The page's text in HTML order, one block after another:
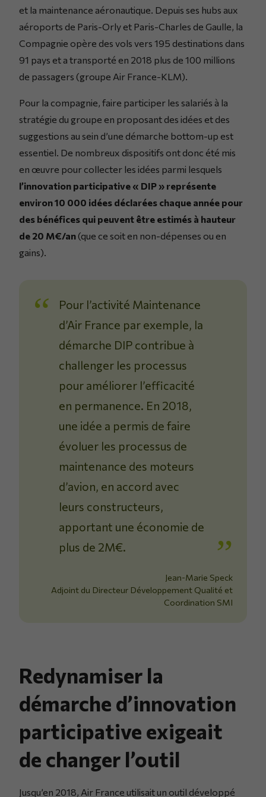
et la maintenance aéronautique. Depuis ses hubs aux
aéroports de Paris-Orly et Paris-Charles de Gaulle, la
Compagnie opère des vols vers 195 destinations dans
91 pays et a transporté en 2018 plus de 100 millions
de passagers (groupe Air France-KLM).
Pour la compagnie, faire participer les salariés à la
stratégie du groupe en proposant des idées et des
suggestions au sein d’une démarche bottom-up est
essentiel. De nombreux dispositifs ont donc été mis
en œuvre pour collecter les idées parmi lesquels
l’innovation participative « DIP » représente
environ 10 000 idées déclarées chaque année pour
des bénéfices qui peuvent être estimés à hauteur
de 20 M€/an (que ce soit en non-dépenses ou en
gains).
Pour l’activité Maintenance
d’Air France par exemple, la
démarche DIP contribue à
challenger les processus
pour améliorer l’efficacité
en permanence. En 2018,
une idée a permis de faire
évoluer les processus de
maintenance des moteurs
d’avion, en accord avec
leurs constructeurs,
apportant une économie de
plus de 2M€.
Jean-Marie Speck
Adjoint du Directeur Développement Qualité et
Coordination SMI
Redynamiser la
démarche d’innovation
participative exigeait
de changer l’outil
Jusqu’en 2018, Air France utilisait un outil développé